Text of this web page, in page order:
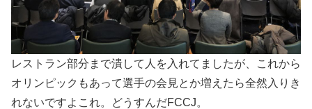
レストラン部分まで潰して人を入れてましたが、これから
オリンピックもあって選手の会見とか増えたら全然入りき
れないですよこれ。どうすんだFCCJ。